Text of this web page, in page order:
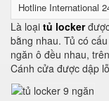
Hotline International
Là loại tủ locker
bằng nhau. Tủ có
ngăn ô đều nhau,
Cánh cửa được dập